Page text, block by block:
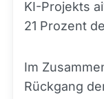
KI-Projekts
21 Prozent
Im
Rückgang